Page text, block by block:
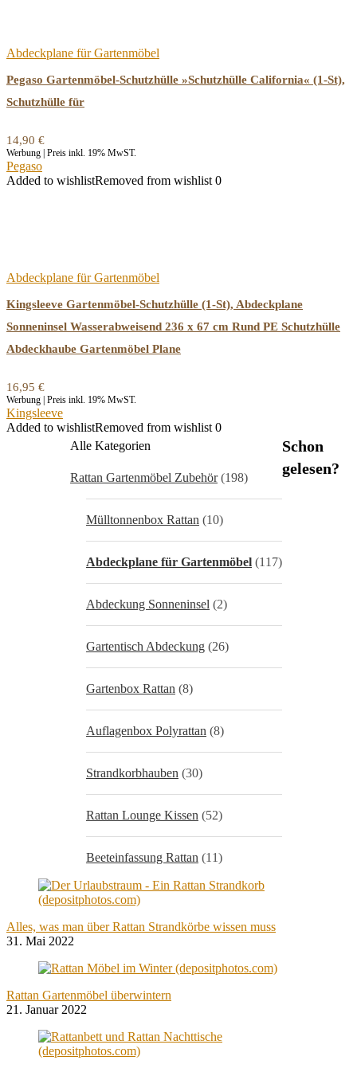
Abdeckplane für Gartenmöbel
Pegaso Gartenmöbel-Schutzhülle »Schutzhülle California« (1-St),
Schutzhülle für
14,90 €
Werbung | Preis inkl. 19% MwST.
Pegaso
Added to wishlistRemoved from wishlist 0
Abdeckplane für Gartenmöbel
Kingsleeve Gartenmöbel-Schutzhülle (1-St), Abdeckplane
Sonneninsel Wasserabweisend 236 x 67 cm Rund PE Schutzhülle
Abdeckhaube Gartenmöbel Plane
16,95 €
Werbung | Preis inkl. 19% MwST.
Kingsleeve
Added to wishlistRemoved from wishlist 0
Alle Kategorien
Rattan Gartenmöbel Zubehör (198)
Mülltonnenbox Rattan (10)
Abdeckplane für Gartenmöbel (117)
Abdeckung Sonneninsel (2)
Gartentisch Abdeckung (26)
Gartenbox Rattan (8)
Auflagenbox Polyrattan (8)
Strandkorbhauben (30)
Rattan Lounge Kissen (52)
Beeteinfassung Rattan (11)
Schon
gelesen?
Alles, was man über Rattan Strandkörbe wissen muss
31. Mai 2022
Rattan Gartenmöbel überwintern
21. Januar 2022